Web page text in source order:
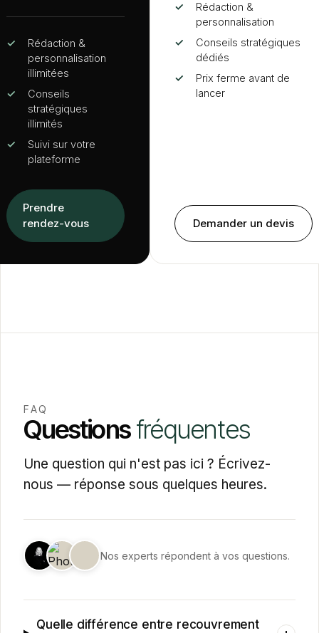
✓ Rédaction &
personnalisation
illimitées
✓
Conseils
stratégiques
illimités
✓
Suivi sur votre
plateforme
Prendre
rendez-vous
✓ Rédaction &
personnalisation
✓
Conseils stratégiques
dédiés
✓
Prix ferme avant de
lancer
Demander un devis
FAQ
Questionsfréquentes
Une question qui n'est pas ici ? Écrivez-
nous — réponse sous quelques heures.
Nos experts répondent à vos questions.
Quelle différence entre recouvrement